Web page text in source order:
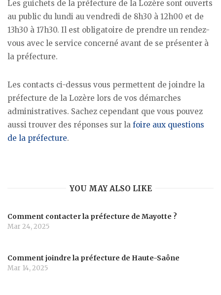
Les guichets de la préfecture de la Lozère sont ouverts
au public du lundi au vendredi de 8h30 à 12h00 et de
13h30 à 17h30. Il est obligatoire de prendre un rendez-
vous avec le service concerné avant de se présenter à
la préfecture.
Les contacts ci-dessus vous permettent de joindre la
préfecture de la Lozère lors de vos démarches
administratives. Sachez cependant que vous pouvez
aussi trouver des réponses sur la foire aux questions
de la préfecture.
YOU MAY ALSO LIKE
Comment contacter la préfecture de Mayotte ?
Mar 24, 2025
Comment joindre la préfecture de Haute-Saône
Mar 14, 2025